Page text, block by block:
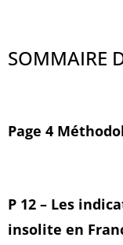
SOMMAIRE
Page 4
P 12 – Les
insolite en